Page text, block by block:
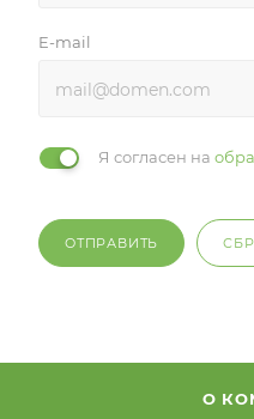
E-mail
Я согласен на
ОТПРАВИТЬ
О